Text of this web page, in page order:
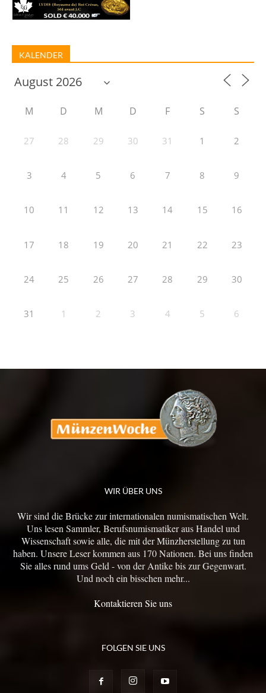
KALENDER
M D M D F S S
27 28 29 30 31 1 2
3 4 5 6 7 8 9
10 11 12 13 14 15 16
17 18 19 20 21 22 23
24 25 26 27 28 29 30
31 1 2 3 4 5 6
WIR ÜBER UNS
Wir sind die Brücke zur internationalen numismatischen Welt.
Uns lesen Sammler, Berufsnumismatiker aus Handel und
Wissenschaft sowie alle, die mit der Münzherstellung zu tun
haben. Unsere Leser kommen aus 170 Nationen. Bei uns finden
Sie alles rund ums Geld - von der Antike bis zur Gegenwart.
Und noch ein bisschen mehr...
Kontaktieren Sie uns
FOLGEN SIE UNS